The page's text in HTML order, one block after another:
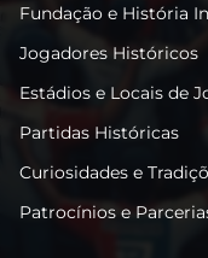
Fundação e História
Jogadores Históricos
Estádios e Locais de
Partidas Históricas
Curiosidades e
Patrocínios e